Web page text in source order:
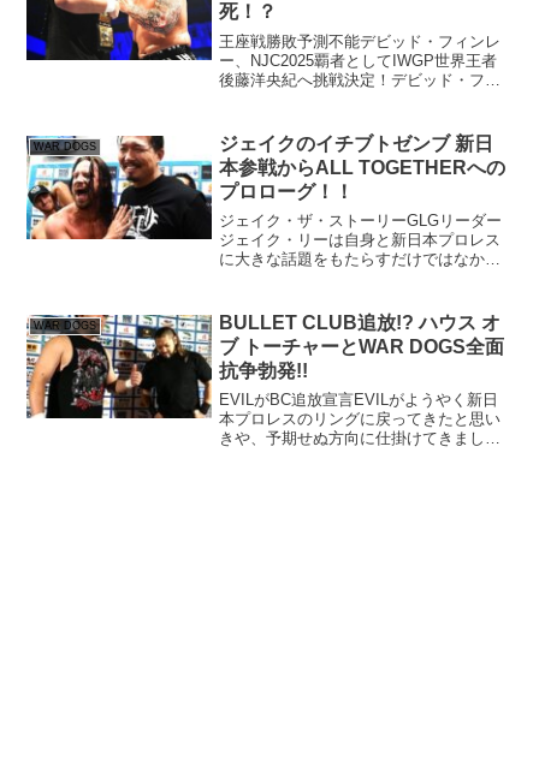
死！？
王座戦勝敗予測不能デビッド・フィンレ
ー、NJC2025覇者としてIWGP世界王者
後藤洋央紀へ挑戦決定！デビッド・フィ
IWGP世界王者後藤洋央紀への挑戦が正式
に決まりま...
WAR DOGS
ジェイクのイチブトゼンブ 新日
本参戦からALL TOGETHERへの
プロローグ！！
ジェイク・ザ・ストーリーGLGリーダー
ジェイク・リーは自身と新日本プロレス
に大きな話題をもたらすだけではなかっ
を見せてくれました。バレットクラブ
WARDOGSと共...
WAR DOGS
BULLET CLUB追放!? ハウス オ
ブ トーチャーとWAR DOGS全面
抗争勃発!!
EVILがBC追放宣言EVILがようやく新日
本プロレスのリングに戻ってきたと思い
きや、予期せぬ方向に仕掛けてきまし